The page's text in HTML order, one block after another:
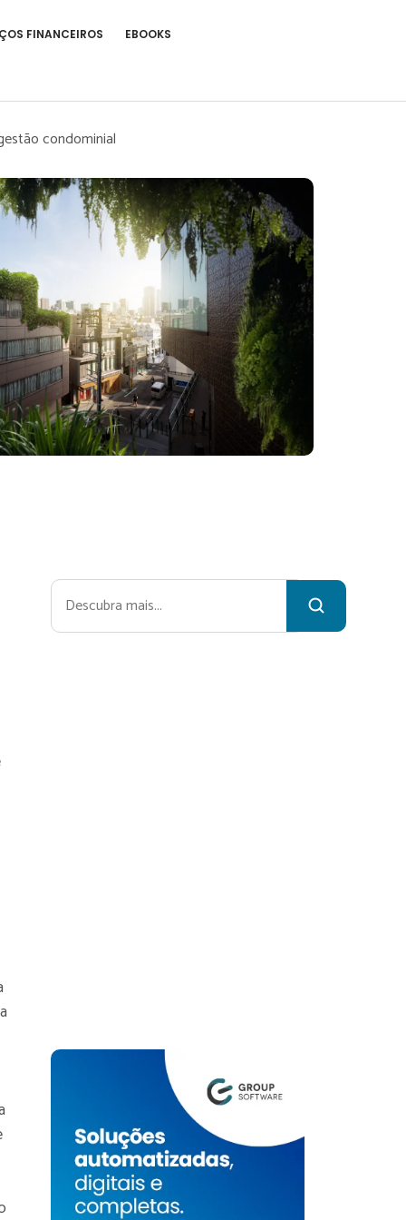
FINANCEIROS EBOOKS
condominial
Pesquisar